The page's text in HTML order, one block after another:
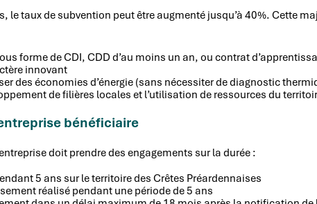
le taux de subvention peut être augmenté jusqu’à 40%. Cette
forme de CDI, CDD d’au moins un an, ou contrat
innovant
des économies d’énergie (sans nécessiter de diagnostic
de filières locales et l’utilisation de ressources du
bénéficiaire
doit prendre des engagements sur la durée :
5 ans sur le territoire des Crêtes Préardennaises
réalisé pendant une période de 5 ans